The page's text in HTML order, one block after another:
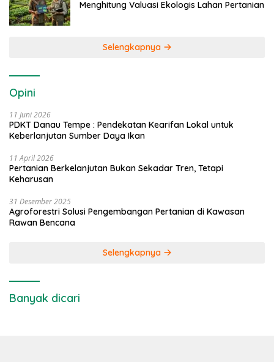
Menghitung Valuasi Ekologis Lahan Pertanian
Selengkapnya
Opini
11 Juni 2026
PDKT Danau Tempe : Pendekatan Kearifan Lokal untuk
Keberlanjutan Sumber Daya Ikan
11 April 2026
Pertanian Berkelanjutan Bukan Sekadar Tren, Tetapi
Keharusan
31 Desember 2025
Agroforestri Solusi Pengembangan Pertanian di Kawasan
Rawan Bencana
Selengkapnya
Banyak dicari